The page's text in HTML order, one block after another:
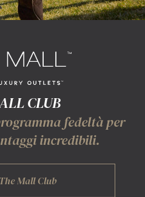
CLUB
fedeltà per
incredibili.
Mall Club